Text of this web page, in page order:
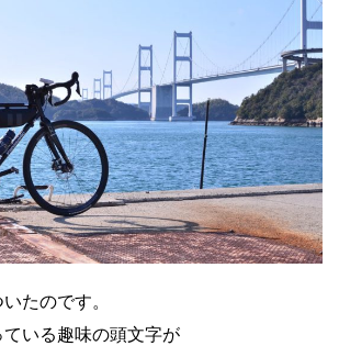
たのです。
いる趣味の頭文字が